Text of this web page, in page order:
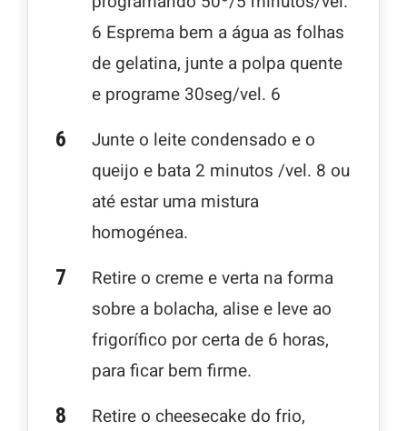
6 Esprema bem a água as folhas
de gelatina, junte a polpa quente
e programe 30seg/vel. 6
Junte o leite condensado e o
queijo e bata 2 minutos /vel. 8 ou
até estar uma mistura
homogénea.
Retire o creme e verta na forma
sobre a bolacha, alise e leve ao
frigorífico por certa de 6 horas,
para ficar bem firme.
Retire o cheesecake do frio,